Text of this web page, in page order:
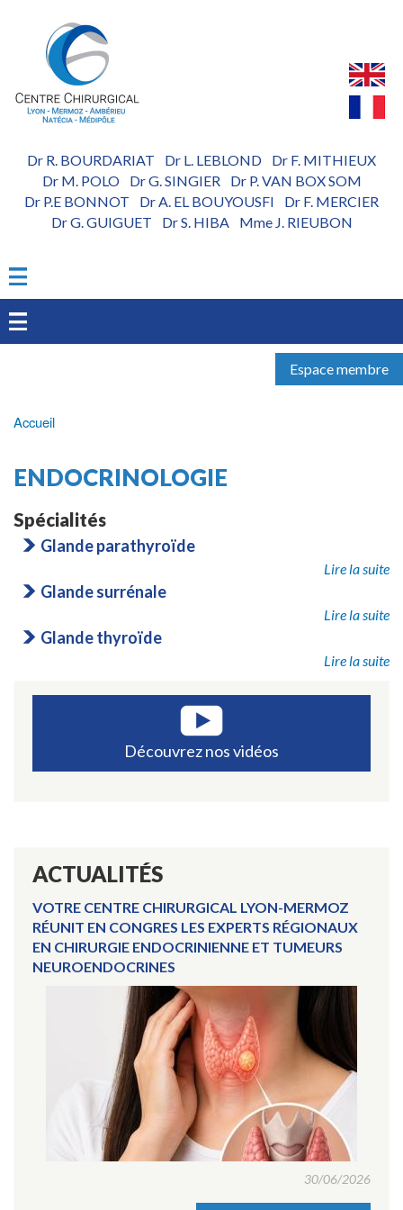
Dr R. BOURDARIAT Dr L. LEBLOND
Dr F. MITHIEUX
Dr M. POLO- Dr G. SINGIER- Dr P. VAN BOX SOM
Dr P.E BONNOT
Dr A. EL BOUYOUSFI
Dr F. MERCIER
Dr G. GUIGUET
Dr S. HIBA- Mme J. RIEUBON
Espace membre
d'Ariane
Accueil
ENDOCRINOLOGIE
Spécialités
Glande parathyroïde
Lire la suite
Glande surrénale
Lire la suite
Glande thyroïde
Lire la suite
Découvrez nos vidéos
ACTUALITÉS
VOTRE CENTRE CHIRURGICAL LYON-MERMOZ
RÉUNIT EN CONGRES LES EXPERTS RÉGIONAUX
EN CHIRURGIE ENDOCRINIENNE ET TUMEURS
NEUROENDOCRINES
30/06/2026